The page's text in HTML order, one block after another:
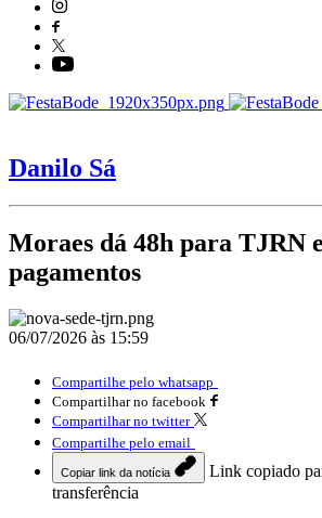
Danilo Sá
Moraes dá 48h para TJRN
pagamentos
06/07/2026 às 15:59
Compartilhe pelo whatsapp
Compartilhar no facebook
Compartilhar no twitter
Compartilhe pelo email
Copiar link da notícia
Link copiado
transferência